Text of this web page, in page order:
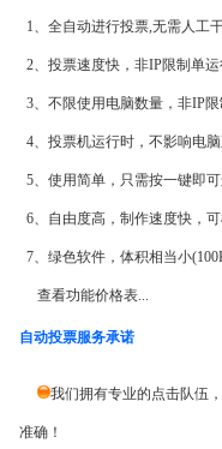
1、全自动进行投票,无需人工
2、投票速度快，非IP限制单运
3、不限使用电脑数量，非IP限
4、投票机运行时，不影响电脑
5、使用简单，只需按一键即可
6、自由度高，制作速度快，可
7、绿色软件，体积相当小
查看功能价格表...
自动投票服务承诺
我们拥有专业的点击队伍
准确！